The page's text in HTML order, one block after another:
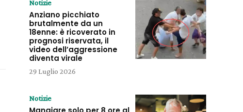
Notizie
Anziano picchiato
brutalmente da un
18enne: è ricoverato in
prognosi riservata, il
video dell’aggressione
diventa virale
29 Luglio 2026
Notizie